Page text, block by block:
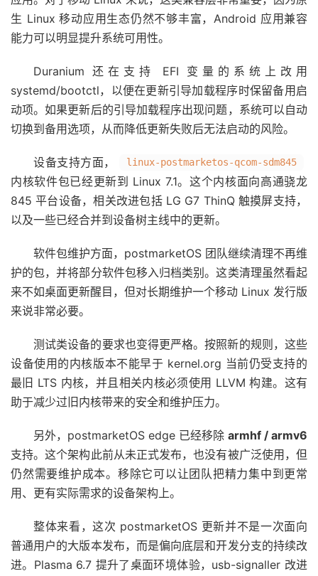
生 Linux 移动应用生态仍然不够丰富，Android 应用兼容
能力可以明显提升系统可用性。
Duranium 还在支持 EFI 变量的系统上改用
systemd/bootctl，以便在更新引导加载程序时保留备用启
动项。如果更新后的引导加载程序出现问题，系统可以自动
切换到备用选项，从而降低更新失败后无法启动的风险。
设备支持方面， linux-postmarketos-qcom-sdm845
内核软件包已经更新到 Linux 7.1。这个内核面向高通骁龙
845 平台设备，相关改进包括 LG G7 ThinQ 触摸屏支持，
以及一些已经合并到设备树主线中的更新。
软件包维护方面，postmarketOS 团队继续清理不再维
护的包，并将部分软件包移入归档类别。这类清理虽然看起
来不如桌面更新醒目，但对长期维护一个移动 Linux 发行版
来说非常必要。
测试类设备的要求也变得更严格。按照新的规则，这些
设备使用的内核版本不能早于 kernel.org 当前仍受支持的
最旧 LTS 内核，并且相关内核必须使用 LLVM 构建。这有
助于减少过旧内核带来的安全和维护压力。
另外，postmarketOS edge 已经移除 armhf / armv6
支持。这个架构此前从未正式发布，也没有被广泛使用，但
仍然需要维护成本。移除它可以让团队把精力集中到更常
用、更有实际需求的设备架构上。
整体来看，这次 postmarketOS 更新并不是一次面向
普通用户的大版本发布，而是偏向底层和开发分支的持续改
进。Plasma 6.7 提升了桌面环境体验，usb-signaller 改进